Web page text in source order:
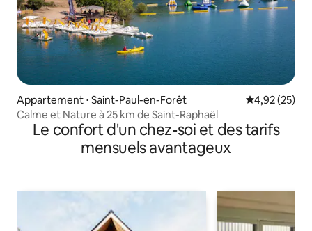
Appartement ⋅ Saint-Paul-en-Forêt Évaluation
4,92 (25)
Calme et Nature à 25 km de Saint-Raphaël
Le confort d'un chez-soi et des tarifs
mensuels avantageux